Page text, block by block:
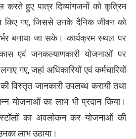
करते हुए पात्र दिव्यांगजनों को कृत्रिम
किए गए, जिससे उनके दैनिक जीवन को
बनाया जा सके। कार्यक्रम स्थल पर
विकास एवं जनकल्याणकारी योजनाओं पर
गए, जहां अधिकारियों एवं कर्मचारियों
विस्तृत जानकारी उपलब्ध करायी तथा
योजनाओं का लाभ भी प्रदान किया।
का अवलोकन कर योजनाओं की
लाभ उठाया।